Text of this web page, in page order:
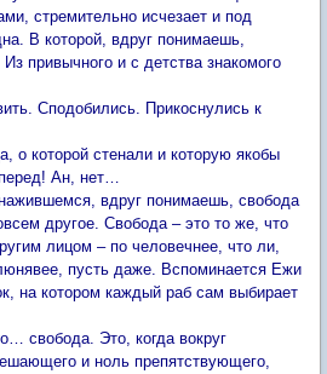
стремительно исчезает и под
В которой, вдруг понимаешь,
привычного и с детства знакомого
Сподобились. Прикоснулись к
о которой стенали и которую якобы
Ан, нет…
вдруг понимаешь, свобода
другое. Свобода – это то же, что
лицом – по человечнее, что ли,
пусть даже. Вспоминается Ежи
на котором каждый раб сам выбирает
свобода. Это, когда вокруг
и ноль препятствующего,